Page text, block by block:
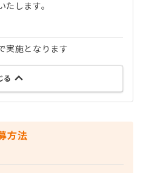
します。
実施となります
る
方法